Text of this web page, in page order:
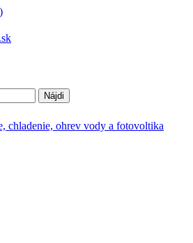
vody a fotovoltika